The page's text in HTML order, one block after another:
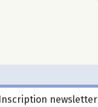
Inscription newsletter